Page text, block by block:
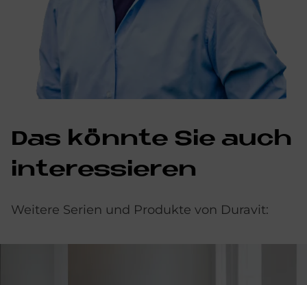
Das könn­te Sie auch
in­ter­es­sie­ren
Weitere Serien und Produkte von Duravit: